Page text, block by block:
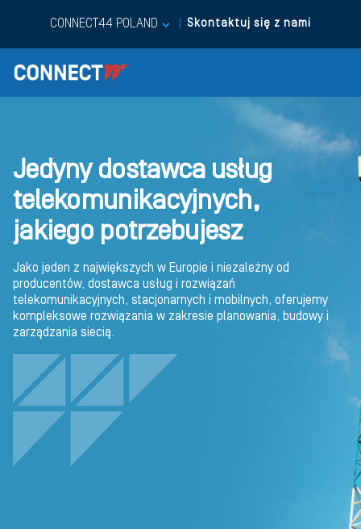
CONNECT44 POLAND Skontaktuj się z nami
Jedyny dostawca usług
telekomunikacyjnych,
jakiego potrzebujesz
Jako jeden z największych w Europie i niezależny od
producentów, dostawca usług i rozwiązań
telekomunikacyjnych, stacjonarnych i mobilnych, oferujemy
kompleksowe rozwiązania w zakresie planowania, budowy i
zarządzania siecią.